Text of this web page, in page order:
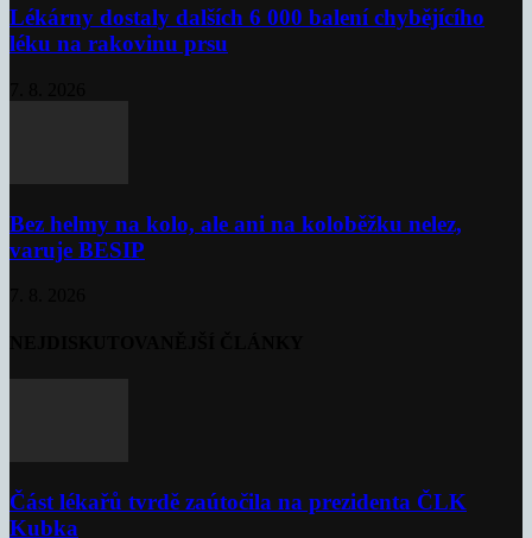
Lékárny dostaly dalších 6 000 balení chybějícího
léku na rakovinu prsu
Bez helmy na kolo, ale ani na koloběžku nelez,
varuje BESIP
Část lékařů tvrdě zaútočila na prezidenta ČLK
Kubka